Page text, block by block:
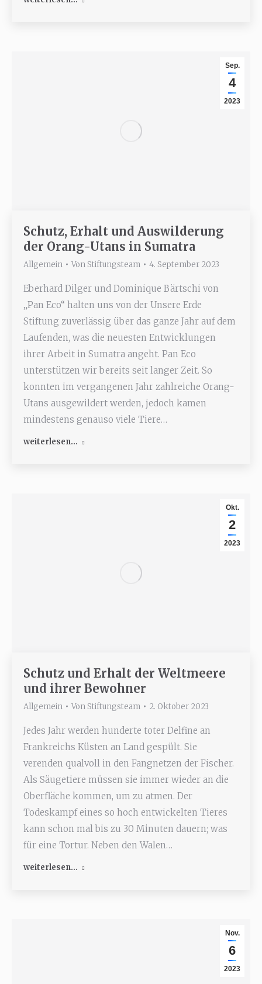
Sep.
4
2023
Schutz, Erhalt und Auswilderung
der Orang-Utans in Sumatra
Allgemein Von Stiftungsteam 4. September 2023
Eberhard Dilger und Dominique Bärtschi von
„Pan Eco“ halten uns von der Unsere Erde
Stiftung zuverlässig über das ganze Jahr auf dem
Laufenden, was die neuesten Entwicklungen
ihrer Arbeit in Sumatra angeht. Pan Eco
unterstützen wir bereits seit langer Zeit. So
konnten im vergangenen Jahr zahlreiche Orang-
Utans ausgewildert werden, jedoch kamen
mindestens genauso viele Tiere…
weiterlesen...
Okt.
2
2023
Schutz und Erhalt der Weltmeere
und ihrer Bewohner
Allgemein Von Stiftungsteam 2. Oktober 2023
Jedes Jahr werden hunderte toter Delfine an
Frankreichs Küsten an Land gespült. Sie
verenden qualvoll in den Fangnetzen der Fischer.
Als Säugetiere müssen sie immer wieder an die
Oberfläche kommen, um zu atmen. Der
Todeskampf eines so hoch entwickelten Tieres
kann schon mal bis zu 30 Minuten dauern; was
für eine Tortur. Neben den Walen…
weiterlesen...
Nov.
6
2023